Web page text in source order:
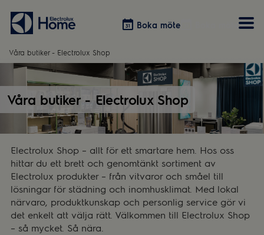
Boka möte
Våra kök
Inspiration
Övrigt
Förvaring
Välja garderobslösning
Övrigt
Vitvaror
Tvätt & Tork
Dammsugare
Hem & Hushåll
Övrigt
Våra butiker - Electrolux Shop
Våra butiker - Electrolux Shop
Electrolux Shop – allt för ett smartare hem. Hos oss
hittar du ett brett och genomtänkt sortiment av
Electrolux produkter – från vitvaror och småel till
lösningar för städning och inomhusklimat. Med lokal
närvaro, produktkunskap och personlig service gör vi
det enkelt att välja rätt. Välkommen till Electrolux Shop
– så mycket. Så nära.